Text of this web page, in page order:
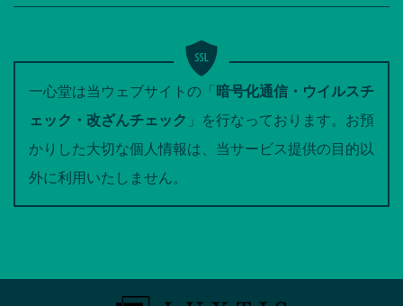
一心堂は当ウェブサイトの「暗号化通信・ウイルスチ
ェック・改ざんチェック 」を行なっております。お預
かりした大切な個人情報は、当サービス提供の目的以
外に利用いたしません。